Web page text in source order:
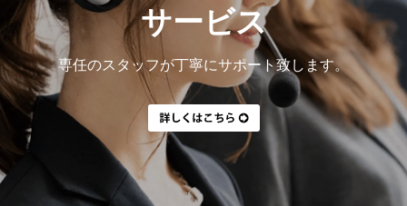
サービス
専任のスタッフが丁寧にサポート致します。